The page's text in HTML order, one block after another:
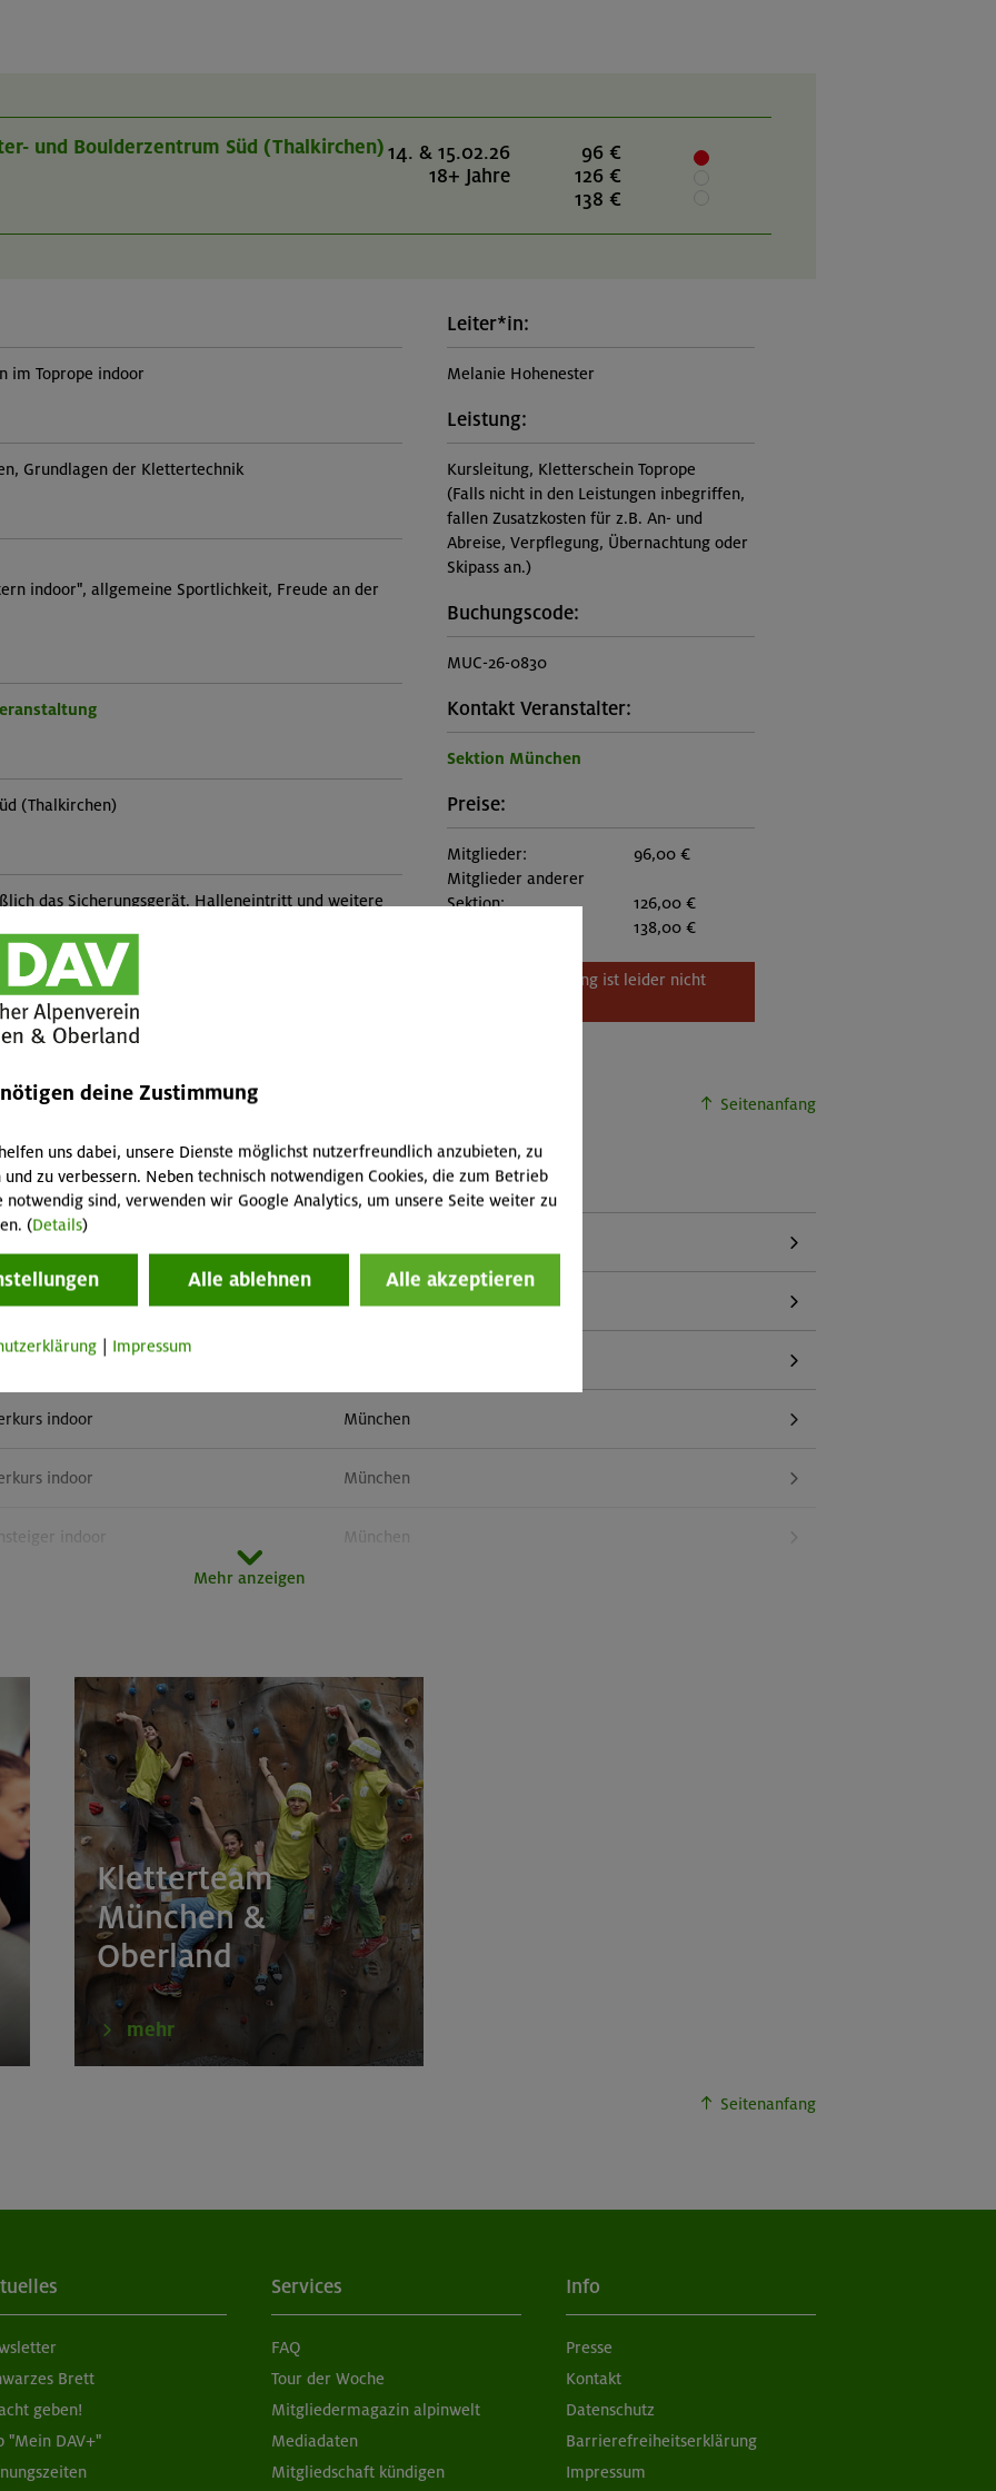
und Boulderzentrum Süd (Thalkirchen)14. & 15.02.26
18+ Jahre
96 €
126 €
138 €
im Toprope indoor
Grundlagen der Klettertechnik
indoor", allgemeine Sportlichkeit, Freude an der
(Thalkirchen)
das Sicherungsgerät. Halleneintritt und weitere
können vor Ort ausgeliehen werden.
Leiter*in:
Melanie Hohenester
Leistung:
Kursleitung, Kletterschein Toprope
(Falls nicht in den Leistungen inbegriffen,
fallen Zusatzkosten für z.B. An- und
Abreise, Verpflegung, Übernachtung oder
Skipass an.)
Buchungscode:
MUC-26-0830
Kontakt Veranstalter:
Sektion München
Preise:
Mitglieder:
96,00 €
Mitglieder anderer
Sektion:
126,00 €
138,00 €
Diese Veranstaltung ist leider nicht
Seitenanfang
indoor (3 Termine)
indoor München
indoor (3 Termine)
indoor München
indoor München
indoor München
indoor (3 Termine) Gilching
indoor München
indoor Gilching
Taktikcoaching indoor München
indoor München
indoor München
Mehr anzeigen
Kletterteam
München &
Oberland
mehr
Seitenanfang
Brett
geben!
"Mein DAV+"
Services
FAQ
Tour der Woche
Mitgliedermagazin alpinwelt
Mediadaten
Mitgliedschaft kündigen
Info
Presse
Kontakt
Datenschutz
Barrierefreiheitserklärung
Impressum
deine Zustimmung
uns dabei, unsere Dienste möglichst nutzerfreundlich anzubieten, zu
und zu verbessern. Neben technisch notwendigen Cookies, die zum Betrieb
notwendig sind, verwenden wir Google Analytics, um unsere Seite weiter zu
(Details)
Alle ablehnen Alle akzeptieren
Impressum